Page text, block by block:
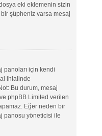
eki eklemenin sizin
şüpheniz varsa mesaj
panoları için kendi
ihlalinde
Bu durum, mesaj
phpBB Limited verilen
Eğer neden bir
panosu yöneticisi ile